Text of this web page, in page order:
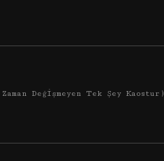
Değişmeyen Tek Şey Kaostur)